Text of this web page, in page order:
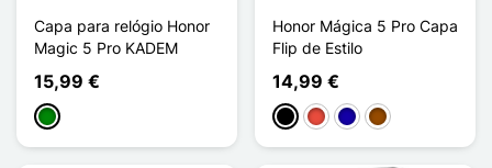
Capa para relógio Honor
Magic 5 Pro KADEM
15,99 €
Verde
Honor Mágica 5 Pro Capa
Flip de Estilo
14,99 €
PretoVermelhoAzul Escuro
Castanho